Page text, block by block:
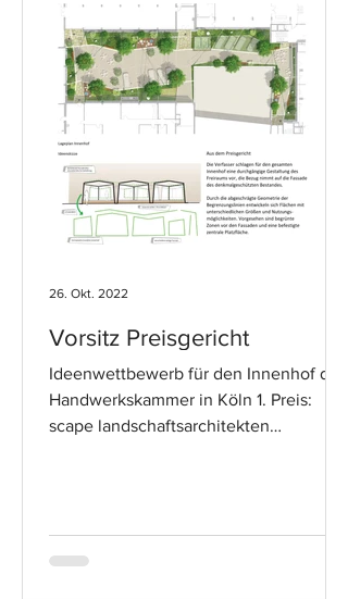
Vorsitz Preisgericht
Ideenwettbewerb für den Innenhof der
Handwerkskammer in Köln 1. Preis:
scape landschaftsarchitekten
26. Okt. 2022